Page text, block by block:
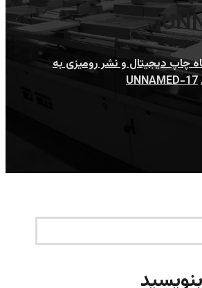
چاپ دیجیتال و نشر رومیزی به
UNNAMED-17